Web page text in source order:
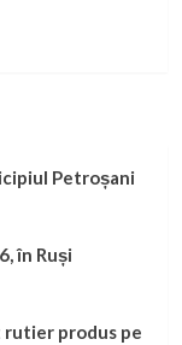
Petroșani
în Ruși
produs pe